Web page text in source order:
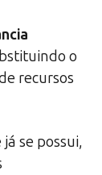
o
recursos
se possui,